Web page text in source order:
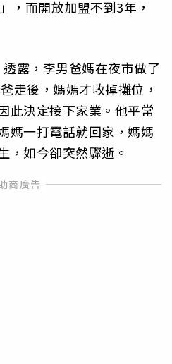
，而開放加盟不到3年，
露，李男爸媽在夜市做了
走後，媽媽才收掉攤位，
此決定接下家業。他平常
媽一打電話就回家，媽媽
，如今卻突然驟逝。